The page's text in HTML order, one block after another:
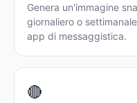
Genera un'immagine
giornaliero o
app di messaggistica.
🔴